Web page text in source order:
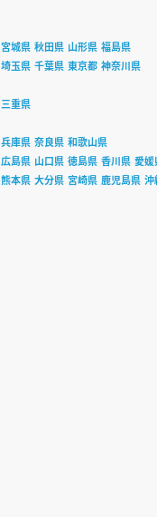
宮城県 秋田県 山形県 福島県
埼玉県 千葉県 東京都 神奈川県
三重県
兵庫県 奈良県 和歌山県
広島県 山口県 徳島県 香川県 愛媛
熊本県 大分県 宮崎県 鹿児島県 沖